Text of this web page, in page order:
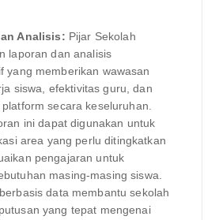
Analisis: Pijar Sekolah
laporan dan analisis
yang memberikan wawasan
siswa, efektivitas guru, dan
secara keseluruhan.
ini dapat digunakan untuk
area yang perlu ditingkatkan
pengajaran untuk
masing-masing siswa.
data membantu sekolah
yang tepat mengenai